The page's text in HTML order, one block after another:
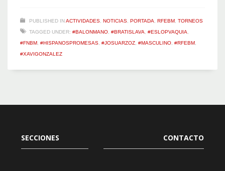
PUBLISHED INACTIVIDADES NOTICIAS PORTADA RFEBM TORNEOS
TAGGED UNDER: #BALONMANO #BRATISLAVA #ESLOPVAQUIA
#FNBM #HISPANOSPROMESAS #JOSUARZOZ #MASCULINO #RFEBM
#XAVIGONZALEZ
SECCIONES CONTACTO